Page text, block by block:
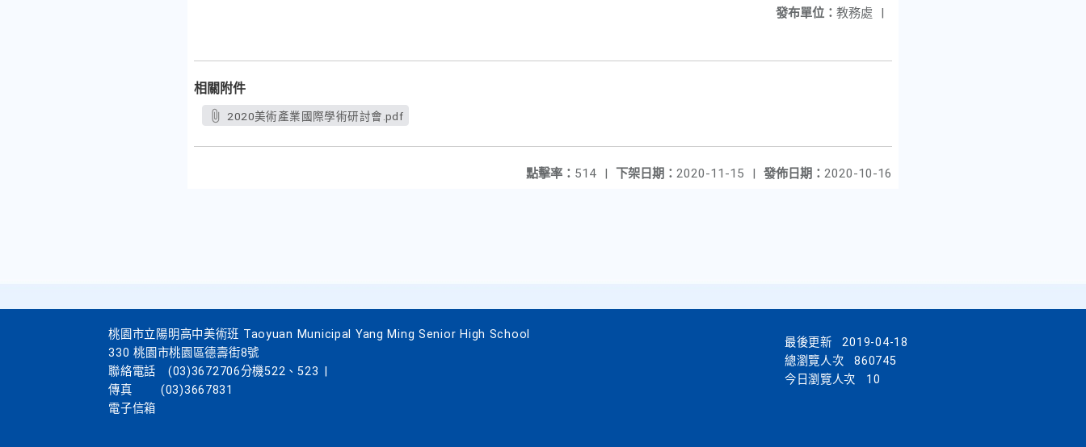
發布單位： 教務處 |
相關附件
2020美術產業國際學術研討會.pdf
發佈日期： 2020-10-16
下架日期： 2020-11-15 |
點擊率： 514 |
桃園市立陽明高中美術班 Taoyuan Municipal Yang Ming Senior High School
330 桃園市桃園區德壽街8號
聯絡電話
(03)3672706分機522、523
傳真
(03)3667831
電子信箱
最後更新
2019-04-18
總瀏覽人次
860745
今日瀏覽人次
10